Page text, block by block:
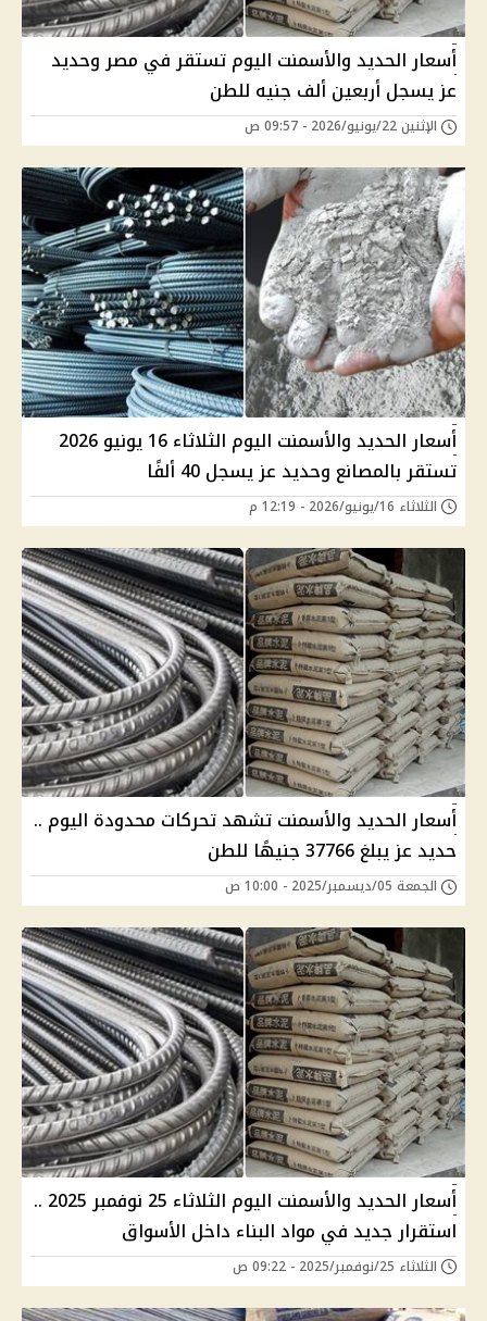
أسعار الحديد والأسمنت اليوم تستقر في مصر وحديد
عز يسجل أربعين ألف جنيه للطن
الإثنين 22/يونيو/2026 - 09:57 ص
أسعار الحديد والأسمنت اليوم الثلاثاء 16 يونيو 2026
تستقر بالمصانع وحديد عز يسجل 40 ألفًا
الثلاثاء 16/يونيو/2026 - 12:19 م
أسعار الحديد والأسمنت تشهد تحركات محدودة اليوم ..
حديد عز يبلغ 37766 جنيهًا للطن
الجمعة 05/ديسمبر/2025 - 10:00 ص
أسعار الحديد والأسمنت اليوم الثلاثاء 25 نوفمبر 2025 ..
استقرار جديد في مواد البناء داخل الأسواق
الثلاثاء 25/نوفمبر/2025 - 09:22 ص